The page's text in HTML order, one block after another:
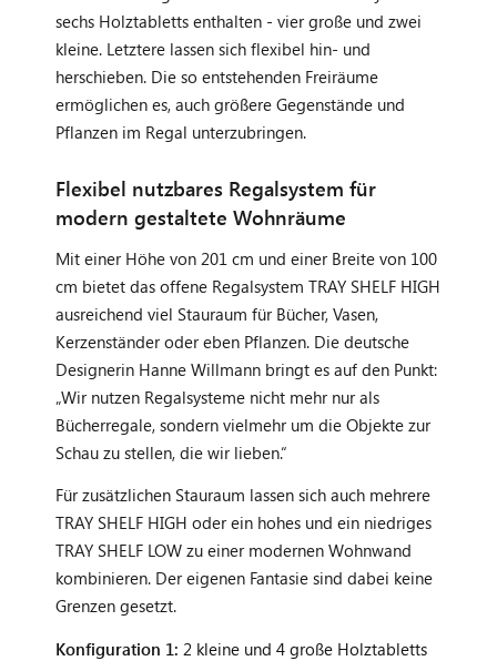
sechs Holztabletts enthalten - vier große und zwei
kleine. Letztere lassen sich flexibel hin- und
herschieben. Die so entstehenden Freiräume
ermöglichen es, auch größere Gegenstände und
Pflanzen im Regal unterzubringen.
Flexibel nutzbares Regalsystem für
modern gestaltete Wohnräume
Mit einer Höhe von 201 cm und einer Breite von 100
cm bietet das offene Regalsystem TRAY SHELF HIGH
ausreichend viel Stauraum für Bücher, Vasen,
Kerzenständer oder eben Pflanzen. Die deutsche
Designerin Hanne Willmann bringt es auf den Punkt:
„Wir nutzen Regalsysteme nicht mehr nur als
Bücherregale, sondern vielmehr um die Objekte zur
Schau zu stellen, die wir lieben.“
Für zusätzlichen Stauraum lassen sich auch mehrere
TRAY SHELF HIGH oder ein hohes und ein niedriges
TRAY SHELF LOW zu einer modernen Wohnwand
kombinieren. Der eigenen Fantasie sind dabei keine
Grenzen gesetzt.
Konfiguration 1: 2 kleine und 4 große Holztabletts